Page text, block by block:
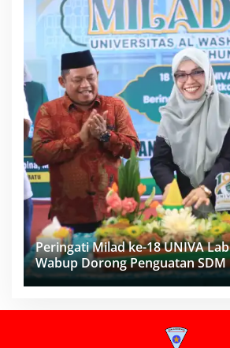
Peringati Milad ke-18 UNIVA
Wabup Dorong Penguatan SDM
Menuju Indonesia Emas 2045